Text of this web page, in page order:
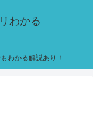
わかる
わかる解説あり！